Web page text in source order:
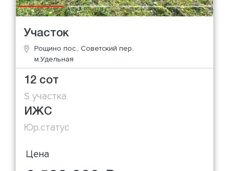
Участок
Рощино пос., Советский пер.
м.Удельная
12 сот
S участка
ИЖС
Юр.статус
Цена